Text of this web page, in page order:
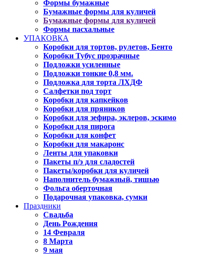
Формы бумажные
Бумажные формы для куличей
Бумажные формы для куличей
Формы пасхальные
УПАКОВКА
Коробки для тортов, рулетов, Бенто
Коробки Тубус прозрачные
Подложки усиленные
Подложки тонкие 0,8 мм.
Подложка для торта ЛХДФ
Салфетки под торт
Коробки для капкейков
Коробки для пряников
Коробки для зефира, эклеров, эскимо
Коробки для пирога
Коробки для конфет
Коробки для макаронс
Ленты для упаковки
Пакеты п/э для сладостей
Пакеты/коробки для куличей
Наполнитель бумажный, тишью
Фольга оберточная
Подарочная упаковка, сумки
Праздники
Свадьба
День Рождения
14 Февраля
8 Марта
9 мая